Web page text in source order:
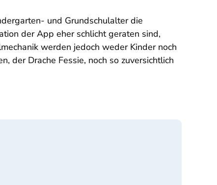
und Grundschulalter die
der App eher schlicht geraten sind,
werden jedoch weder Kinder noch
der Drache Fessie, noch so zuversichtlich